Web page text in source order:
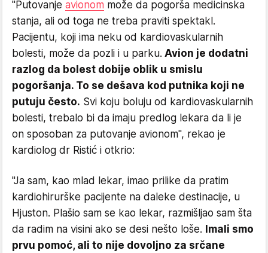
"Putovanje avionom može da pogorša medicinska
stanja, ali od toga ne treba praviti spektakl.
Pacijentu, koji ima neku od kardiovaskularnih
bolesti, može da pozli i u parku. Avion je dodatni
razlog da bolest dobije oblik u smislu
pogoršanja. To se dešava kod putnika koji ne
putuju često. Svi koju boluju od kardiovaskularnih
bolesti, trebalo bi da imaju predlog lekara da li je
on sposoban za putovanje avionom", rekao je
kardiolog dr Ristić i otkrio:
"Ja sam, kao mlad lekar, imao prilike da pratim
kardiohirurške pacijente na daleke destinacije, u
Hjuston. Plašio sam se kao lekar, razmišljao sam šta
da radim na visini ako se desi nešto loše. Imali smo
prvu pomoć, ali to nije dovoljno za srčane